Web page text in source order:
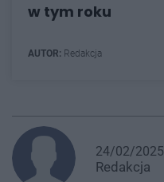
w tym roku
AUTOR: Redakcja
24/02/2025
Redakcja